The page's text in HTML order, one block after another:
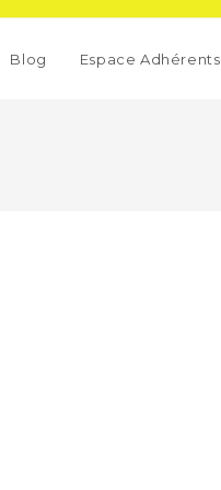
Blog Espace Adhérents